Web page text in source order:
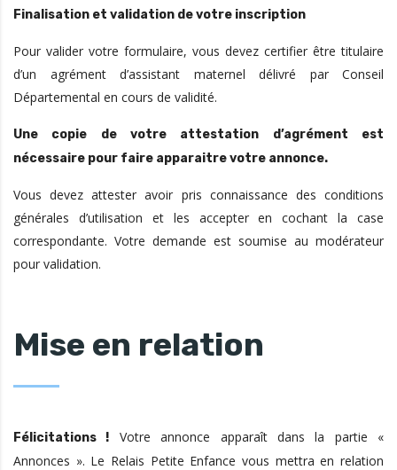
Finalisation et validation de votre inscription
Pour valider votre formulaire, vous devez certifier être titulaire
d’un agrément d’assistant maternel délivré par Conseil
Départemental en cours de validité.
Une copie de votre attestation d’agrément est
nécessaire pour faire apparaitre votre annonce.
Vous devez attester avoir pris connaissance des conditions
générales d’utilisation et les accepter en cochant la case
correspondante. Votre demande est soumise au modérateur
pour validation.
Mise en relation
Félicitations ! Votre annonce apparaît dans la partie «
Annonces ». Le Relais Petite Enfance vous mettra en relation